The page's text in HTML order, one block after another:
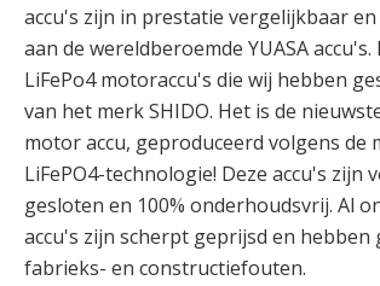
accu's zijn in prestatie vergelijkbaar
aan de wereldberoemde YUASA
LiFePo4 motoraccu's die wij hebben
van het merk SHIDO. Het is de
motor accu, geproduceerd volgens de
LiFePO4-technologie! Deze accu's zijn
gesloten en 100% onderhoudsvrij. Al
accu's zijn scherpt geprijsd en hebben
fabrieks- en constructiefouten.